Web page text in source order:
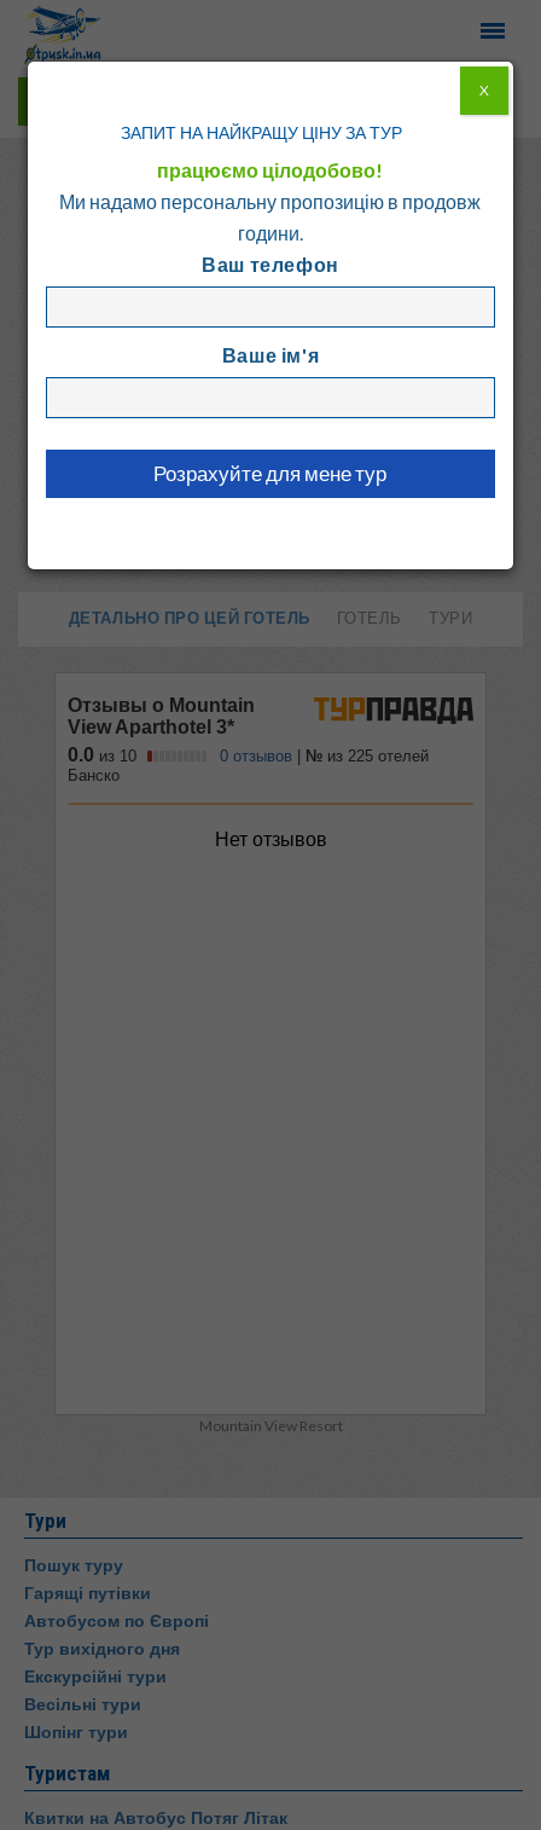
Болгарія Бансько
RESORT
ДЕТАЛЬНО ПРО ЦЕЙ ГОТЕЛЬ ГОТЕЛЬ ТУРИ
Mountain View Resort
Тури
Пошук туру
Гарящі путівки
Автобусом по Європі
Тур вихідного дня
Екскурсійні тури
Весільні тури
Шопінг тури
Туристам
Квитки на Автобус Потяг Літак
ЗАПИТ НА НАЙКРАЩУ ЦІНУ ЗА ТУР
працюємо цілодобово!
Ми надамо персональну пропозицію в продовж
години.
Ваш телефон
Ваше ім'я
X